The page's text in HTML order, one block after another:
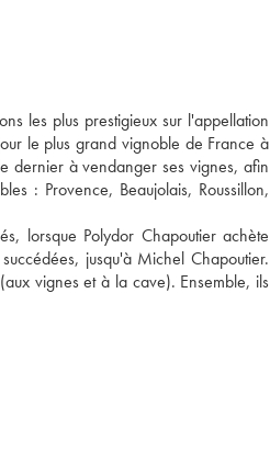
les plus prestigieux sur l'appellation
le plus grand vignoble de France à
dernier à vendanger ses vignes, afin
: Provence, Beaujolais, Roussillon,
lorsque Polydor Chapoutier achète
jusqu'à Michel Chapoutier.
vignes et à la cave). Ensemble, ils